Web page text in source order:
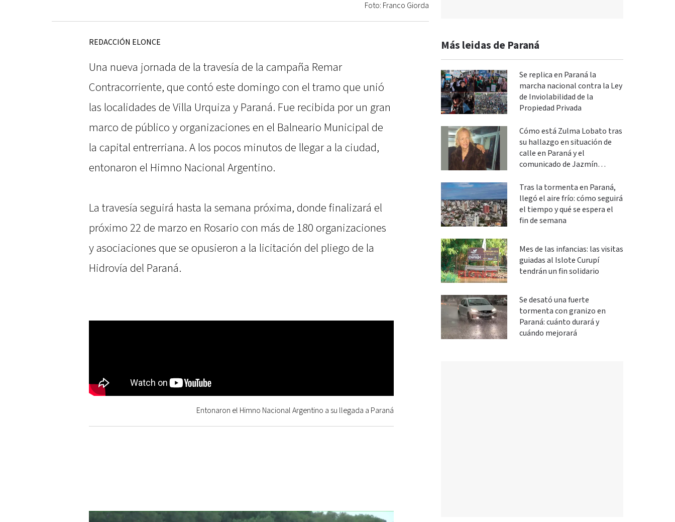
Foto: Franco Giorda
REDACCIÓN ELONCE
Una nueva jornada de la travesía de la campaña Remar
Contracorriente, que contó este domingo con el tramo que unió
las localidades de Villa Urquiza y Paraná. Fue recibida por un gran
marco de público y organizaciones en el Balneario Municipal de
la capital entrerriana. A los pocos minutos de llegar a la ciudad,
entonaron el Himno Nacional Argentino.
La travesía seguirá hasta la semana próxima, donde finalizará el
próximo 22 de marzo en Rosario con más de 180 organizaciones
y asociaciones que se opusieron a la licitación del pliego de la
Hidrovía del Paraná.
Entonaron el Himno Nacional Argentino a su llegada a Paraná
Más leidas de Paraná
Se replica en Paraná la
marcha nacional contra la Ley
de Inviolabilidad de la
Propiedad Privada
Cómo está Zulma Lobato tras
su hallazgo en situación de
calle en Paraná y el
comunicado de Jazmín
Tras la tormenta en Paraná,
llegó el aire frío: cómo seguirá
el tiempo y qué se espera el
fin de semana
Mes de las infancias: las visitas
guiadas al Islote Curupí
tendrán un fin solidario
Se desató una fuerte
tormenta con granizo en
Paraná: cuánto durará y
cuándo mejorará